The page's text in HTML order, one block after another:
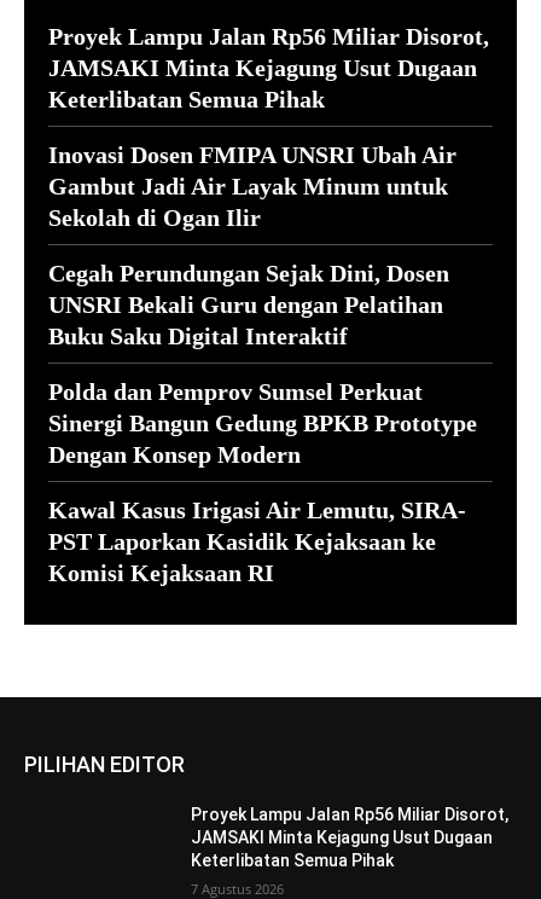
Proyek Lampu Jalan Rp56 Miliar Disorot,
JAMSAKI Minta Kejagung Usut Dugaan
Keterlibatan Semua Pihak
Inovasi Dosen FMIPA UNSRI Ubah Air
Gambut Jadi Air Layak Minum untuk
Sekolah di Ogan Ilir
Cegah Perundungan Sejak Dini, Dosen
UNSRI Bekali Guru dengan Pelatihan
Buku Saku Digital Interaktif
Polda dan Pemprov Sumsel Perkuat
Sinergi Bangun Gedung BPKB Prototype
Dengan Konsep Modern
Kawal Kasus Irigasi Air Lemutu, SIRA-
PST Laporkan Kasidik Kejaksaan ke
Komisi Kejaksaan RI
PILIHAN EDITOR
Proyek Lampu Jalan Rp56 Miliar Disorot,
JAMSAKI Minta Kejagung Usut Dugaan
Keterlibatan Semua Pihak
7 Agustus 2026